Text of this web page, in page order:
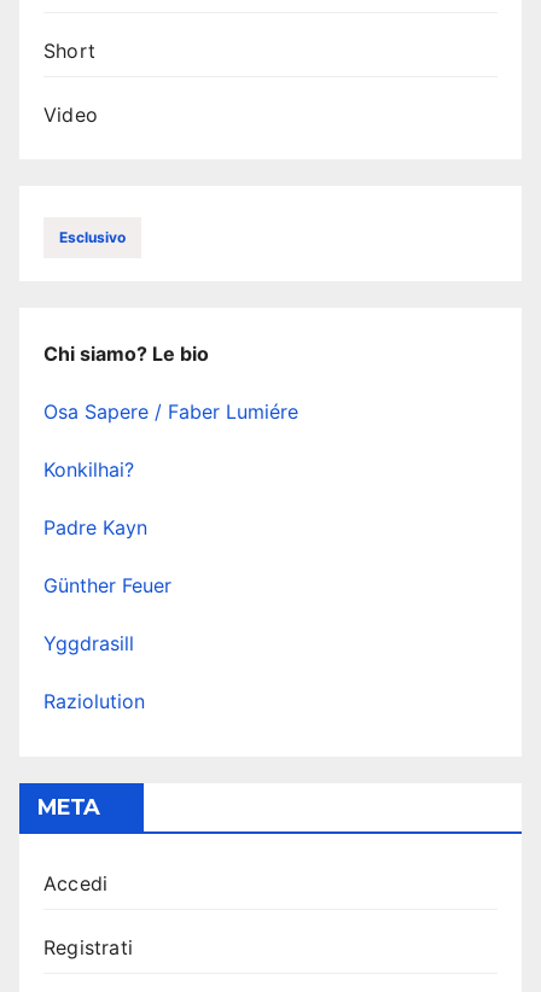
Short
Video
Esclusivo
Chi siamo? Le bio
Osa Sapere / Faber Lumiére
Konkilhai?
Padre Kayn
Günther Feuer
Yggdrasill
Raziolution
META
Accedi
Registrati